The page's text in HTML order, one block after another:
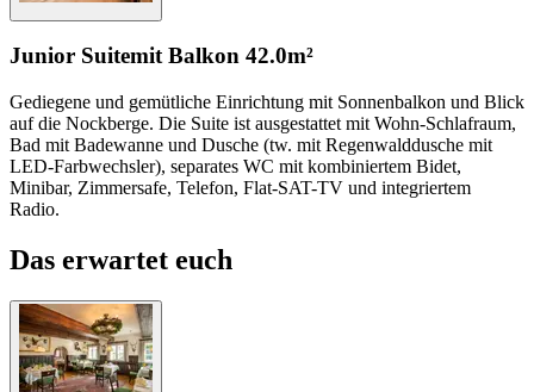
Junior Suitemit Balkon 42.0m²
Gediegene und gemütliche Einrichtung mit Sonnenbalkon und Blick
auf die Nockberge. Die Suite ist ausgestattet mit Wohn-Schlafraum,
Bad mit Badewanne und Dusche (tw. mit Regenwalddusche mit
LED-Farbwechsler), separates WC mit kombiniertem Bidet,
Minibar, Zimmersafe, Telefon, Flat-SAT-TV und integriertem
Radio.
Das erwartet euch